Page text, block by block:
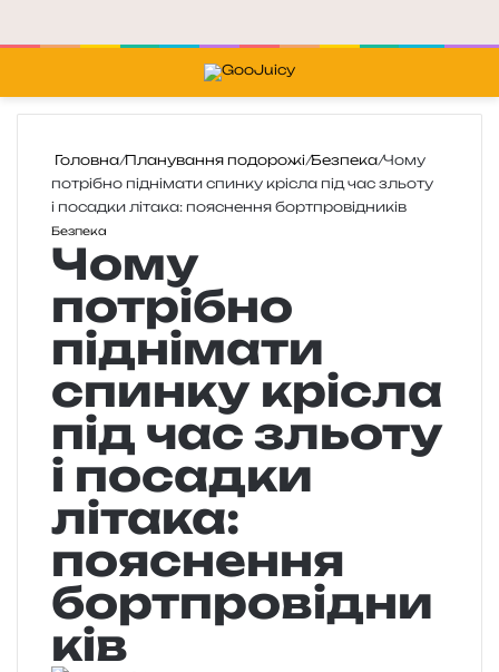
Головна/Планування подорожі/Безпека/Чому
потрібно піднімати спинку крісла під час зльоту
і посадки літака: пояснення бортпровідників
Безпека
Чому
потрібно
піднімати
спинку крісла
під час зльоту
і посадки
літака:
пояснення
бортпровідни
ків